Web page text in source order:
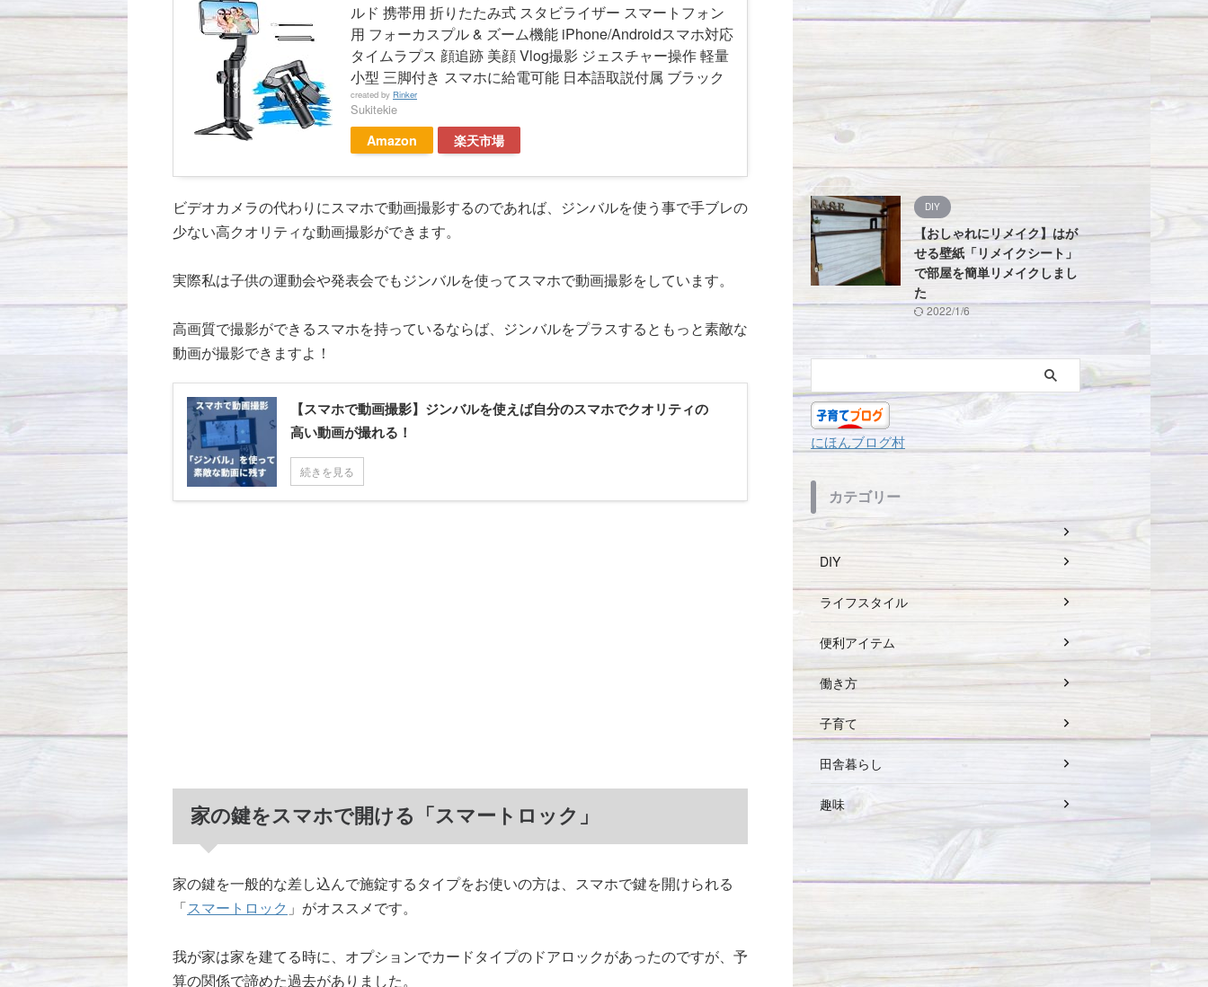
ルド 携帯用 折りたたみ式 スタビライザー スマートフォン
用 フォーカスプル & ズーム機能 iPhone/Androidスマホ対応
タイムラプス 顔追跡 美顔 Vlog撮影 ジェスチャー操作 軽量
小型 三脚付き スマホに給電可能 日本語取説付属 ブラック
created by Rinker
Sukitekie
Amazon 楽天市場
ビデオカメラの代わりにスマホで動画撮影するのであれば、ジンバルを使う事で手ブレの
少ない高クオリティな動画撮影ができます。
実際私は子供の運動会や発表会でもジンバルを使ってスマホで動画撮影をしています。
高画質で撮影ができるスマホを持っているならば、ジンバルをプラスするともっと素敵な
動画が撮影できますよ！
【スマホで動画撮影】ジンバルを使えば自分のスマホでクオリティの
高い動画が撮れる！
続きを見る
家の鍵をスマホで開ける「スマートロック」
家の鍵を一般的な差し込んで施錠するタイプをお使いの方は、スマホで鍵を開けられる
「スマートロック 」がオススメです。
我が家は家を建てる時に、オプションでカードタイプのドアロックがあったのですが、予
算の関係で諦めた過去がありました。
DIY
【おしゃれにリメイク】はが
せる壁紙「リメイクシート」
で部屋を簡単リメイクしまし
た
2022/1/6
にほんブログ村
カテゴリー
DIY
ライフスタイル
便利アイテム
働き方
子育て
田舎暮らし
趣味